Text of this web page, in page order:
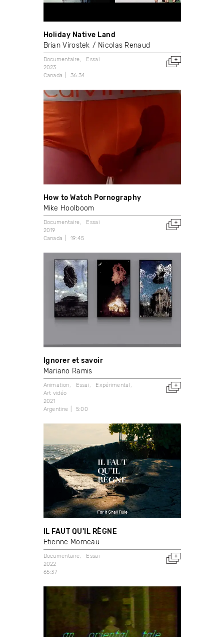
Holiday Native Land
Brian Virostek
Nicolas Renaud
Documentaire
Essai
2023
Canada
36:34
How to Watch Pornography
Mike Hoolboom
Documentaire
Essai
2019
Canada
19:45
Ignorer et savoir
Mariano Ramis
Animation Essai
Expérimental
Art vidéo
2021
Argentine
5:00
IL FAUT QU'IL RÈGNE
Etienne Morneau
Documentaire
Essai
2022
65:37